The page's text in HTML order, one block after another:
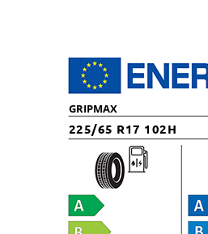
GRIPMAX
225/65 R17 102H